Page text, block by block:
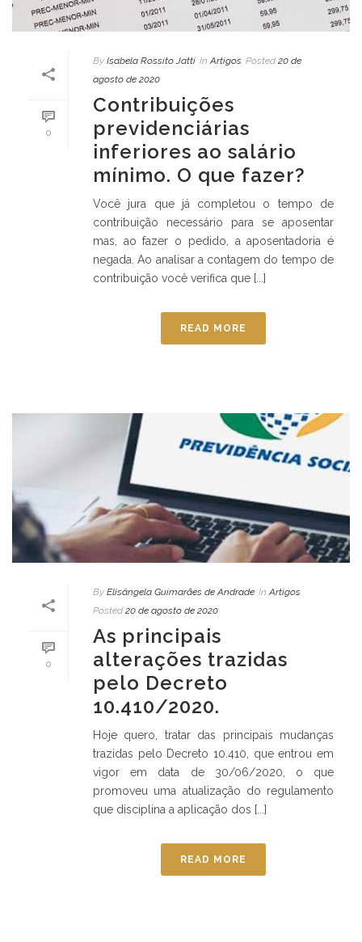
0
By Isabela Rossito Jatti In Artigos Posted 20 de
agosto de 2020
Contribuições
previdenciárias
inferiores ao salário
mínimo. O que fazer?
Você jura que já completou o tempo de
contribuição necessário para se aposentar
mas, ao fazer o pedido, a aposentadoria é
negada. Ao analisar a contagem do tempo de
contribuição você verifica que [...]
READ MORE
0
By Elisângela Guimarães de Andrade In Artigos
Posted 20 de agosto de 2020
As principais
alterações trazidas
pelo Decreto
10.410/2020.
Hoje quero, tratar das principais mudanças
trazidas pelo Decreto 10.410, que entrou em
vigor em data de 30/06/2020, o que
promoveu uma atualização do regulamento
que disciplina a aplicação dos [...]
READ MORE